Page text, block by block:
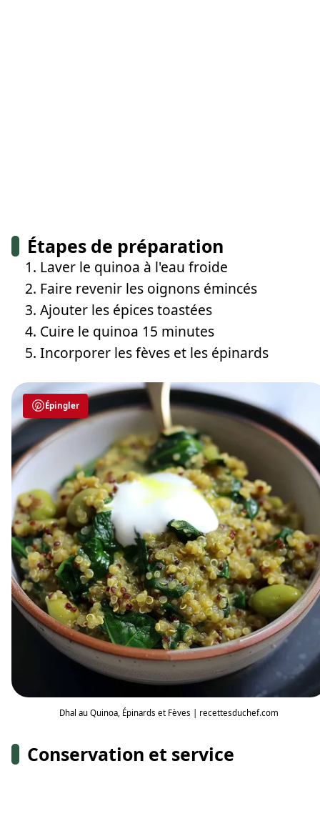
Étapes de préparation
Laver le quinoa à l'eau froide
Faire revenir les oignons émincés
Ajouter les épices toastées
Cuire le quinoa 15 minutes
Incorporer les fèves et les épinards
Épingler
Dhal au Quinoa, Épinards et Fèves | recettesduchef.com
Conservation et service